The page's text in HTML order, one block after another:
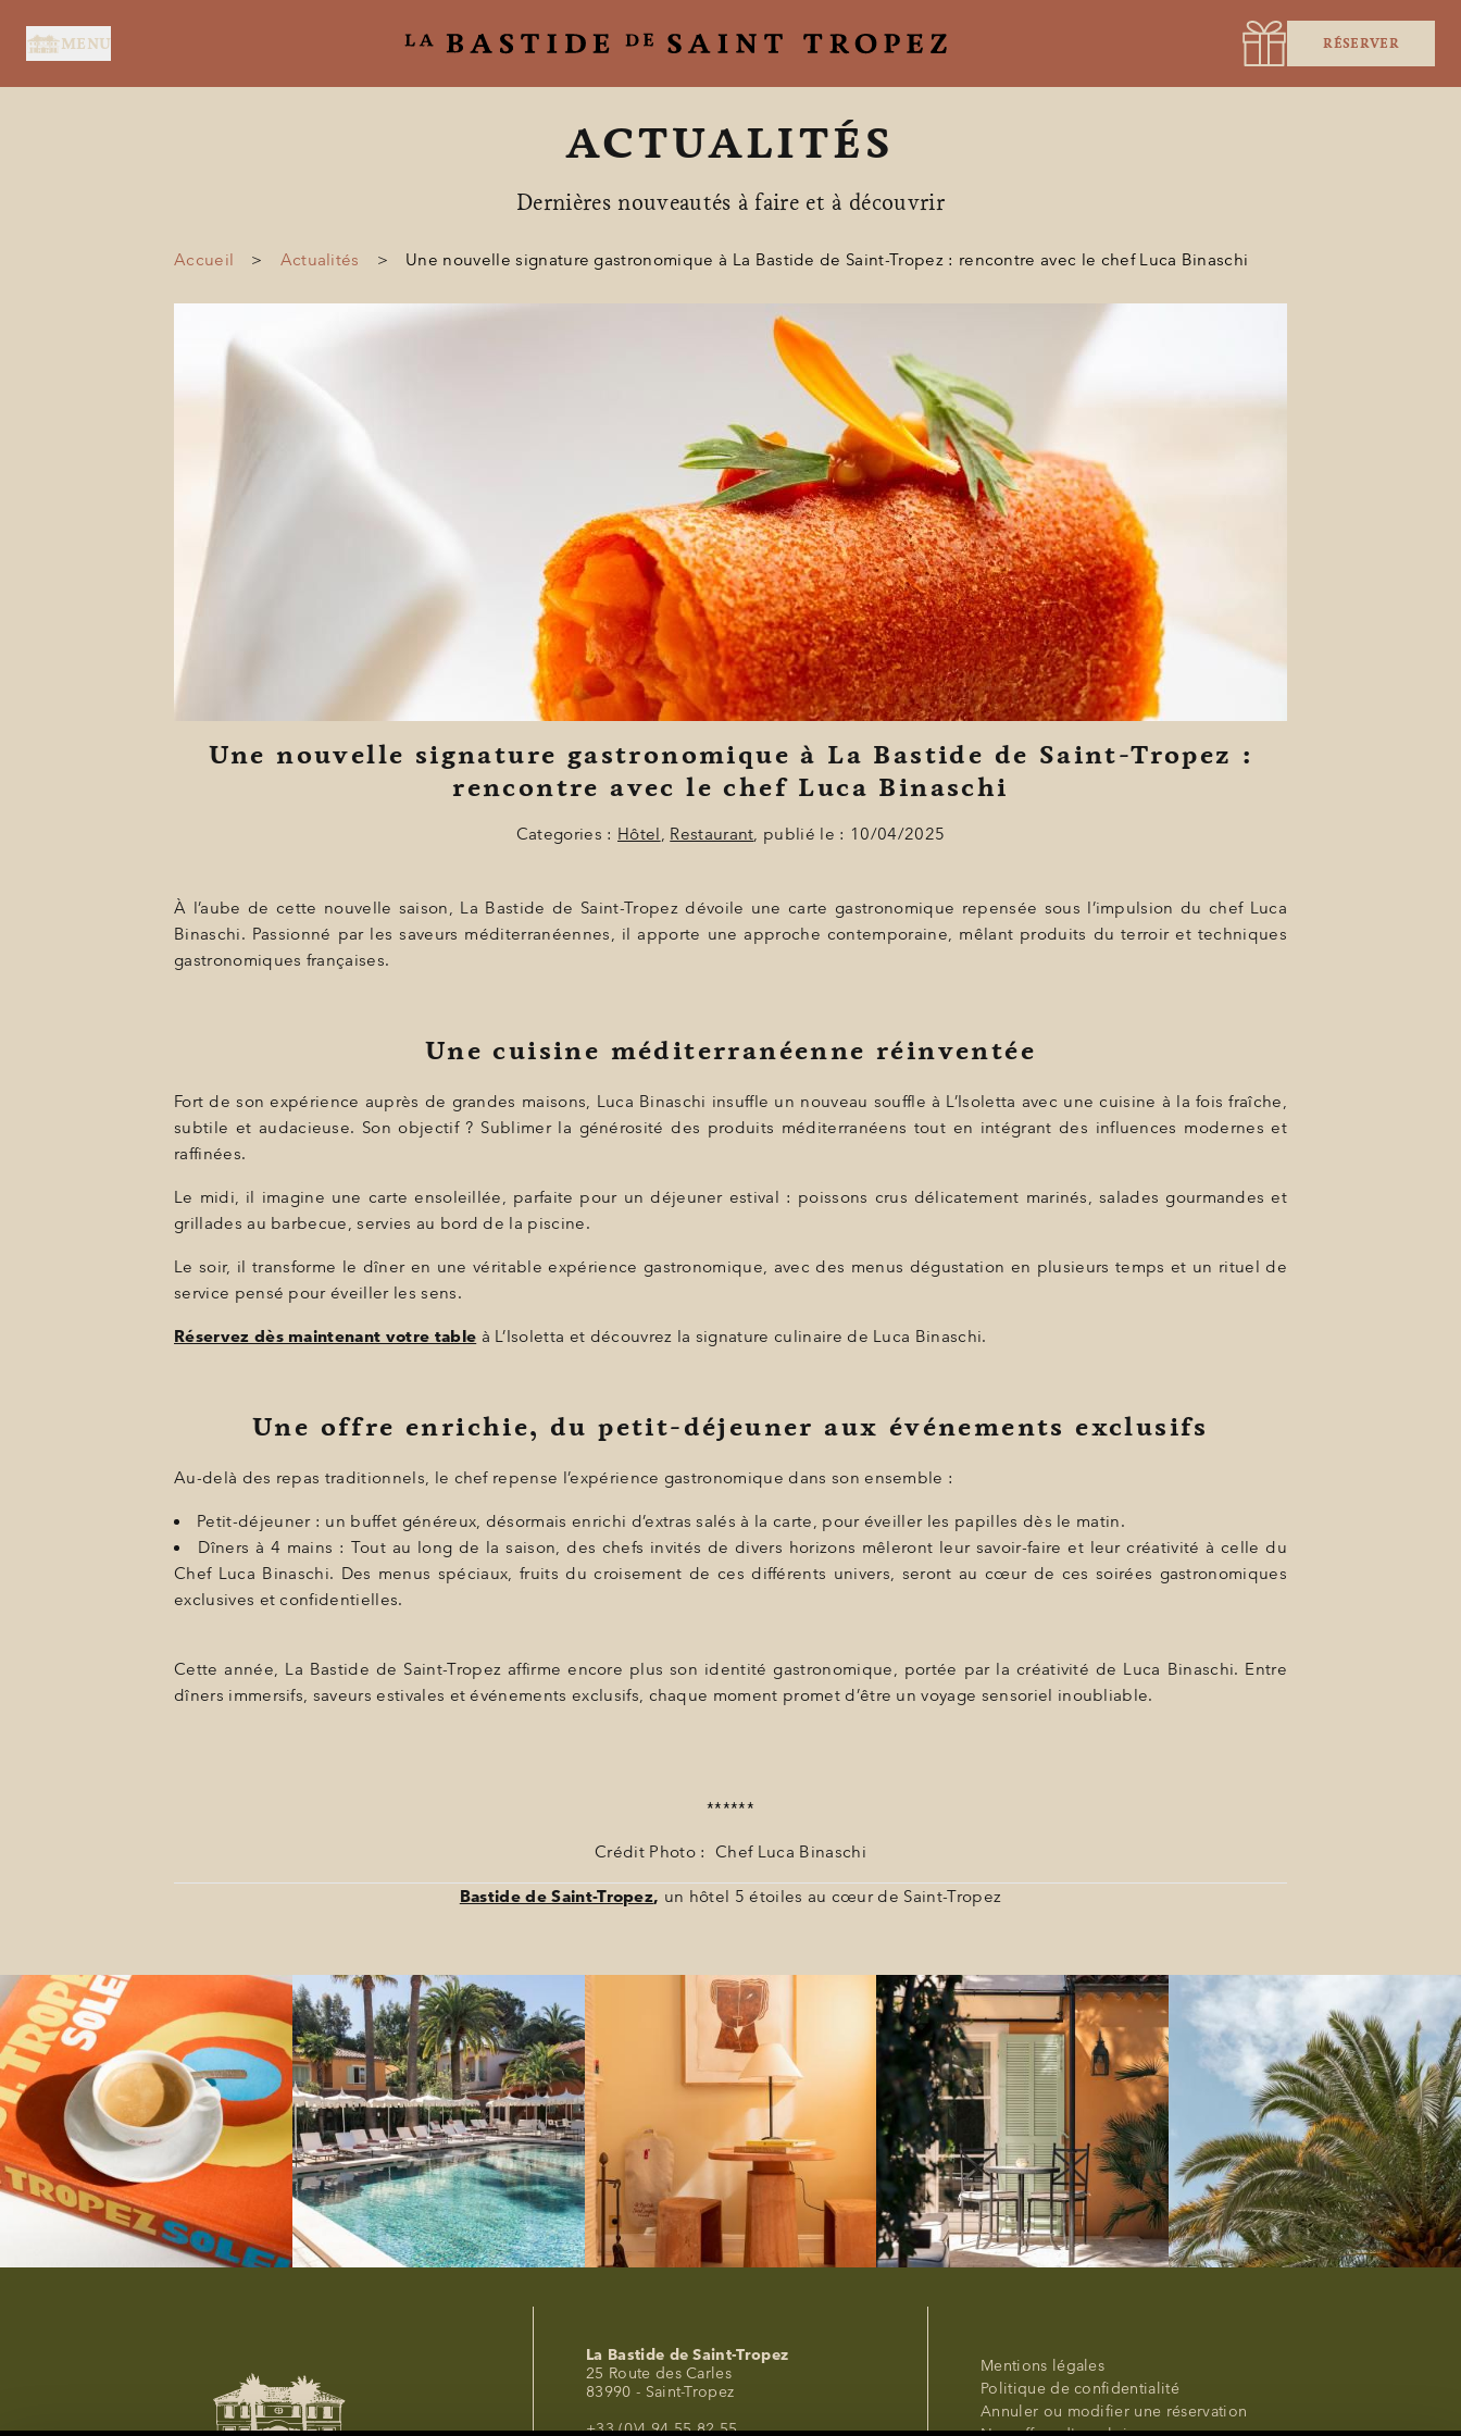
MENU RÉSERVER
SUITES & CHAMBRES
SPA BY HOLIDERMIE
BONS CADEAUX
ÉVÈNEMENTS
SITUATION
PROGRAMMATION
ACTUALITÉS
Dernières nouveautés à faire et à découvrir
Accueil > Actualités > Une nouvelle signature gastronomique à La Bastide de Saint-Tropez : rencontre avec le chef Luca Binaschi
Une nouvelle signature gastronomique à La Bastide de Saint-Tropez :
rencontre avec le chef Luca Binaschi
Categories : Hôtel, Restaurant, publié le : 10/04/2025
À l’aube de cette nouvelle saison, La Bastide de Saint-Tropez dévoile une carte gastronomique repensée sous l’impulsion du chef Luca
Binaschi. Passionné par les saveurs méditerranéennes, il apporte une approche contemporaine, mêlant produits du terroir et techniques
gastronomiques françaises.
Une cuisine méditerranéenne réinventée
Fort de son expérience auprès de grandes maisons, Luca Binaschi insuffle un nouveau souffle à L’Isoletta avec une cuisine à la fois fraîche,
subtile et audacieuse. Son objectif ? Sublimer la générosité des produits méditerranéens tout en intégrant des influences modernes et
raffinées.
Le midi, il imagine une carte ensoleillée, parfaite pour un déjeuner estival : poissons crus délicatement marinés, salades gourmandes et
grillades au barbecue, servies au bord de la piscine.
Le soir, il transforme le dîner en une véritable expérience gastronomique, avec des menus dégustation en plusieurs temps et un rituel de
service pensé pour éveiller les sens.
Réservez dès maintenant votre table à L’Isoletta et découvrez la signature culinaire de Luca Binaschi.
Une offre enrichie, du petit-déjeuner aux événements exclusifs
Au-delà des repas traditionnels, le chef repense l’expérience gastronomique dans son ensemble :
Petit-déjeuner : un buffet généreux, désormais enrichi d’extras salés à la carte, pour éveiller les papilles dès le matin.
Dîners à 4 mains : Tout au long de la saison, des chefs invités de divers horizons mêleront leur savoir-faire et leur créativité à celle du
Chef Luca Binaschi. Des menus spéciaux, fruits du croisement de ces différents univers, seront au cœur de ces soirées gastronomiques
exclusives et confidentielles.
Cette année, La Bastide de Saint-Tropez affirme encore plus son identité gastronomique, portée par la créativité de Luca Binaschi. Entre
dîners immersifs, saveurs estivales et événements exclusifs, chaque moment promet d’être un voyage sensoriel inoubliable.
******
Crédit Photo : Chef Luca Binaschi
Bastide de Saint-Tropez, un hôtel 5 étoiles au cœur de Saint-Tropez
La Bastide de Saint-Tropez
25 Route des Carles
83990 - Saint-Tropez
+33 (0)4 94 55 82 55
Mentions légales
Politique de confidentialité
Annuler ou modifier une réservation